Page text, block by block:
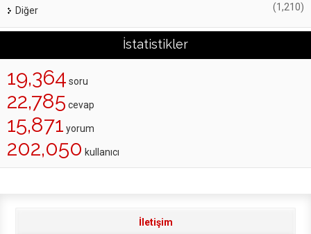
Diğer (1,210)
İstatistikler
19,364 soru
22,785 cevap
15,871 yorum
202,050 kullanıcı
İletişim